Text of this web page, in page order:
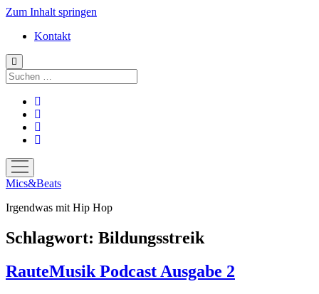
Zum Inhalt springen
Kontakt
Suchen
Menü
öffnen
Mics&Beats
Irgendwas mit Hip Hop
Schlagwort: Bildungsstreik
RauteMusik Podcast Ausgabe 2